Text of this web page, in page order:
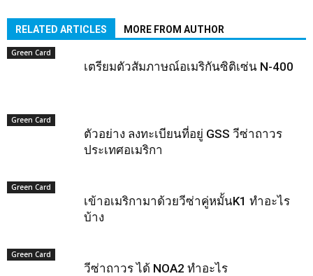
RELATED ARTICLES MORE FROM AUTHOR
Green Card
เตรียมตัวสัมภาษณ​์อเมริกันซิติเซ่น N-400
Green Card
ตัวอย่าง ลงทะเบียนที่อยู่ GSS วีซ่าถาวร
ประเทศอเมริกา
Green Card
เข้าอเมริกามาด้วยวีซ่าคู่หมั้นK1 ทำอะไร
บ้าง
Green Card
วีซ่าถาวร ได้ NOA2 ทำอะไร